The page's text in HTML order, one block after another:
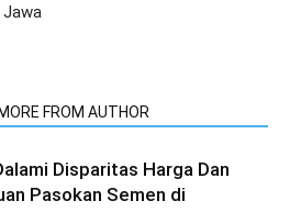
Jawa
MORE FROM AUTHOR
Disparitas Harga Dan
Pasokan Semen di